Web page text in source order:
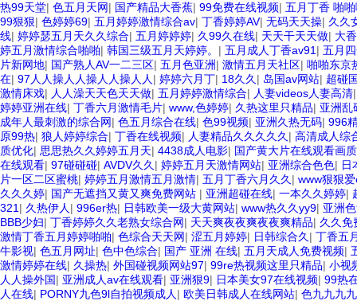
热99天堂| 色五月天网| 国产精品大香蕉| 99免费在线视频| 五月丁香 啪
99狠狠| 色婷婷69| 五月婷婷激情综合av| 丁香婷婷AV| 无码天天操| 久久
线| 婷婷瑟五月天久久综合| 五月婷婷婷| 久99久在线| 天天干天天做| 大
婷五月激情综合啪啪| 韩国三级五月天婷婷。 | 五月成人丁香av91 | 五月
片新网地| 国产熟人AV一二三区| 五月色亚洲| 激情五月天社区| 啪啪东京
在| 97人人操人人操人人操人人 | 婷婷六月丁| 18久久 | 岛国av网站| 超碰
激情床戏| 人人澡天天色天天做| 五月婷婷激情综合| 人妻videos人妻高清
婷婷亚洲在线| 丁香六月激情毛片| www,色婷婷| 久热这里只精品| 亚洲乱
成年人最刺激的综合网| 色五月综合在线| 色99视频| 亚洲久热无码| 996
原99热| 狼人婷婷综合| 丁香在线视频| 人妻精品久久久久久 | 高清成人综
质优化| 思思热久久婷婷五月天| 4438成人电影| 国产黄大片在线观看画
在线观看| 97碰碰碰| AVDV久久 | 婷婷五月天激情网站| 亚洲综合色色| 日
片一区二区蜜桃| 婷婷五月激情五月激情| 五月丁香六月久久 | www狠狠
久久久婷| 国产无遮挡又黄又爽免费网站 | 亚洲超碰在线| 一本久久婷婷|
321 | 久热伊人 | 996er热| 日韩欧美一级大黄网站| www热久久yy9| 亚洲
BBB少妇| 丁香婷婷久久老熟女综合网| 天天爽夜夜爽夜夜爽精品| 久久免
激情丁香五月婷婷啪啪| 色综合天天网| 涩五月婷婷| 日韩综合久 | 丁香五
牛影视| 色五月网址| 色中色综合| 国产 亚洲 在线| 五月天成人免费视频|
激情婷婷在线| 久操热| 外国碰视频网站97| 99re热视频这里只精品| 小视
人人操外国| 亚洲成人av在线观看| 亚洲狠9| 日本美女97在线视频| 99热
人在线| PORNY九色9l自拍视频成人 | 欧美日韩成人在线网站| 色九九九九